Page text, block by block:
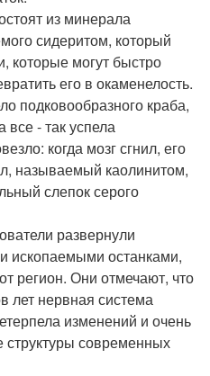
из минерала
сидеритом, который
которые могут быстро
его в окаменелость.
подковообразного краба,
все - так успела
когда мозг сгнил, его
называемый каолинитом,
слепок серого
развернули
ископаемыми останками,
регион. Они отмечают, что
лет нервная система
изменений и очень
современных